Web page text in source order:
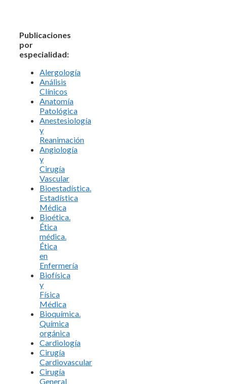
Publicaciones
por
especialidad:
Alergología
Análisis
Clínicos
Anatomía
Patológica
Anestesiología
y
Reanimación
Angiología
y
Cirugía
Vascular
Bioestadística.
Estadística
Médica
Bioética.
Ética
médica.
Ética
en
Enfermería
Biofísica
y
Física
Médica
Bioquímica.
Química
orgánica
Cardiología
Cirugía
Cardiovascular
Cirugía
General